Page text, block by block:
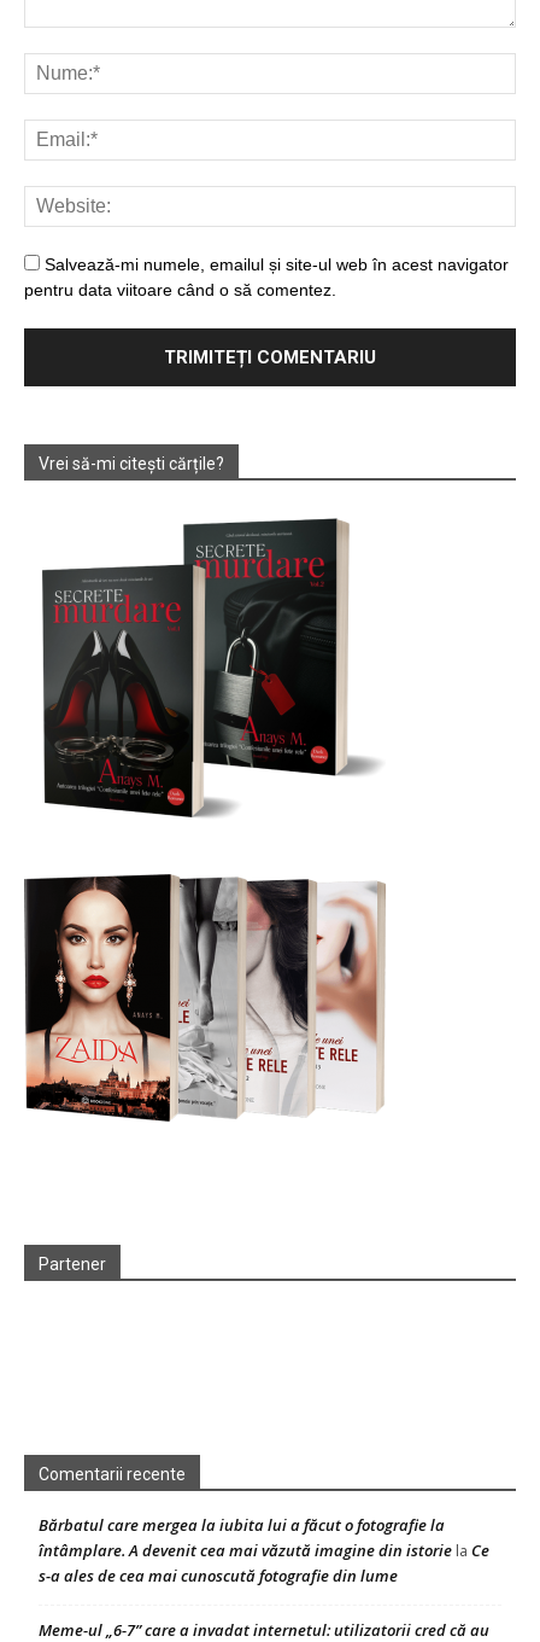
Salvează-mi numele, emailul și site-ul web în acest navigator
pentru data viitoare când o să comentez.
Vrei să-mi citești cărțile?
Partener
Comentarii recente
Bărbatul care mergea la iubita lui a făcut o fotografie la
întâmplare. A devenit cea mai văzută imagine din istorie la Ce
s-a ales de cea mai cunoscută fotografie din lume
Meme-ul „6-7” care a invadat internetul: utilizatorii cred că au